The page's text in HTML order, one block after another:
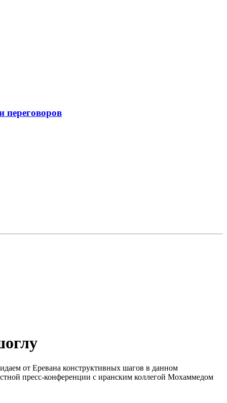
переговоров
от Еревана конструктивных шагов в данном
пресс-конференции с иранским коллегой Мохаммедом